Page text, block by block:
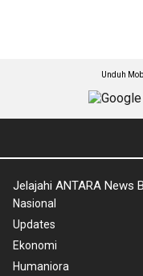
Unduh
Jelajahi ANTARA News
Nasional
Updates
Ekonomi
Humaniora